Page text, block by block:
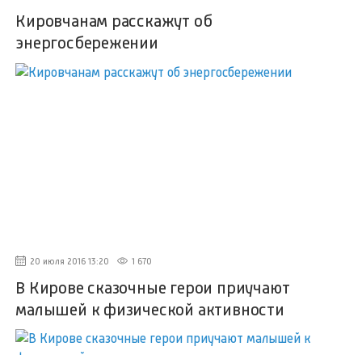
Кировчанам расскажут об
энергосбережении
20 июля 2016 13:20 1 670
В Кирове сказочные герои приучают
малышей к физической активности